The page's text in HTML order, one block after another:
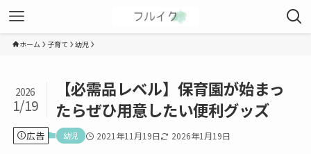
ホーム 子育て 幼児
【必需品レベル】保育園が始まっ
たらぜひ用意したい便利グッズ
2026
1/19
広告 幼児 2021年11月19日 2026年1月19日